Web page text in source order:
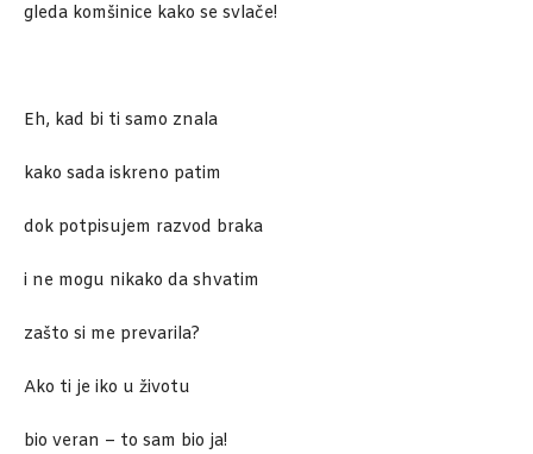
gleda komšinice kako se svlače!
Eh, kad bi ti samo znala
kako sada iskreno patim
dok potpisujem razvod braka
i ne mogu nikako da shvatim
zašto si me prevarila?
Ako ti je iko u životu
bio veran – to sam bio ja!